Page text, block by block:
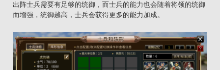
出阵士兵需要有足够的统御，而士兵的能力也会随着将领的统御
而增强，统御越高，士兵会获得更多的能力加成。